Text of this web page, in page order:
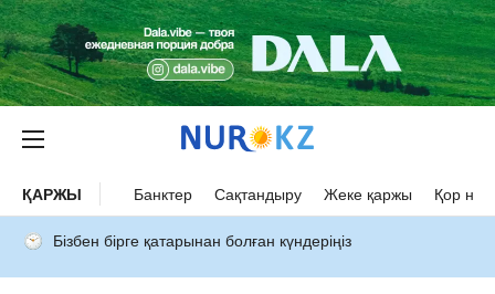
ҚАРЖЫ Банктер Сақтандыру Жеке қаржы Қор
Бізбен бірге қатарынан болған күндеріңіз